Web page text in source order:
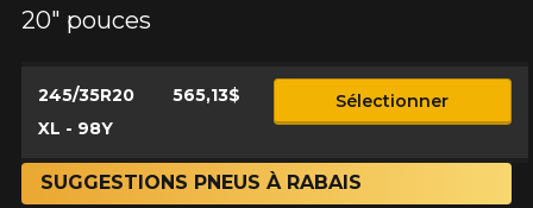
20" pouces
245/35R20
XL - 98Y
565,13$ Sélectionner
SUGGESTIONS PNEUS À RABAIS